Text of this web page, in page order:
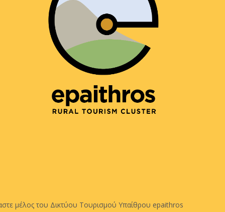
μέλος του Δικτύου Τουρισμού Υπαίθρου epaithros